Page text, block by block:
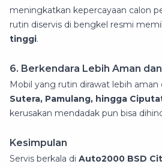
meningkatkan kepercayaan calon
rutin diservis di bengkel resmi
tinggi.
6. Berkendara Lebih Aman
Mobil yang rutin dirawat lebih aman
Sutera, Pamulang, hingga
kerusakan mendadak pun bisa
Kesimpulan
Servis berkala di Auto2000 BSD